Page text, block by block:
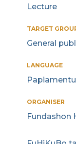
Lecture
TARGET
General
LANGUAGE
Papiamentu
ORGANISER
Fundashon